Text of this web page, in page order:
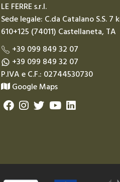
LE FERRE s.r.l.
Sede legale: C.da Catalano S.S. 7
610+125 (74011) Castellaneta, TA
+39 099 849 32 07
+39 099 849 32 07
P.IVA e C.F.: 02744530730
Google Maps